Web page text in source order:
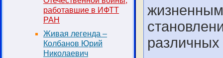
работавшие в ИФТТ
РАН
Живая легенда –
Колбанов Юрий
Николаевич